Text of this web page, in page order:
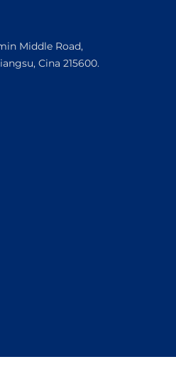
Middle Road,
Cina 215600.